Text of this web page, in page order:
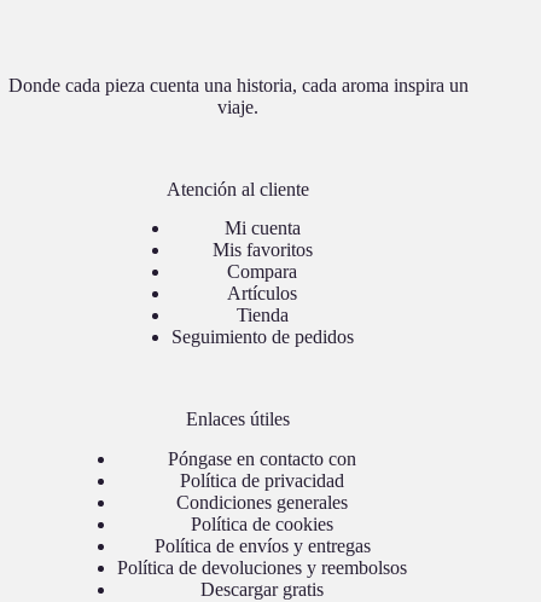
Donde cada pieza cuenta una historia, cada aroma inspira un
viaje.
Atención al cliente
Mi cuenta
Mis favoritos
Compara
Artículos
Tienda
Seguimiento de pedidos
Enlaces útiles
Póngase en contacto con
Política de privacidad
Condiciones generales
Política de cookies
Política de envíos y entregas
Política de devoluciones y reembolsos
Descargar gratis